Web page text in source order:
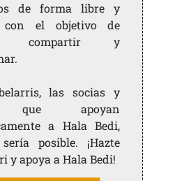
de forma libre y
con el objetivo de
compartir y
las socias y
que apoyan
a Hala Bedi,
posible. ¡Hazte
y apoya a Hala Bedi!